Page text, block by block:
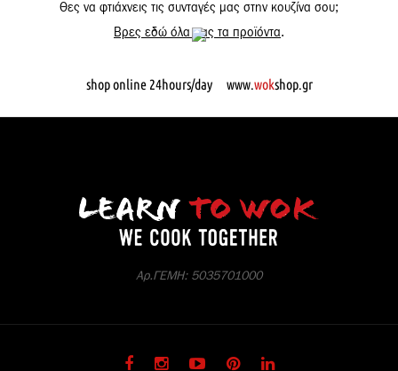
Θες να φτιάχνεις τις συνταγές μας στην κουζίνα σου;
Βρες εδώ όλα μας τα προϊόντα.
shop online 24hours/day www. wokshop.gr
Αρ.ΓΕΜΗ: 5035701000